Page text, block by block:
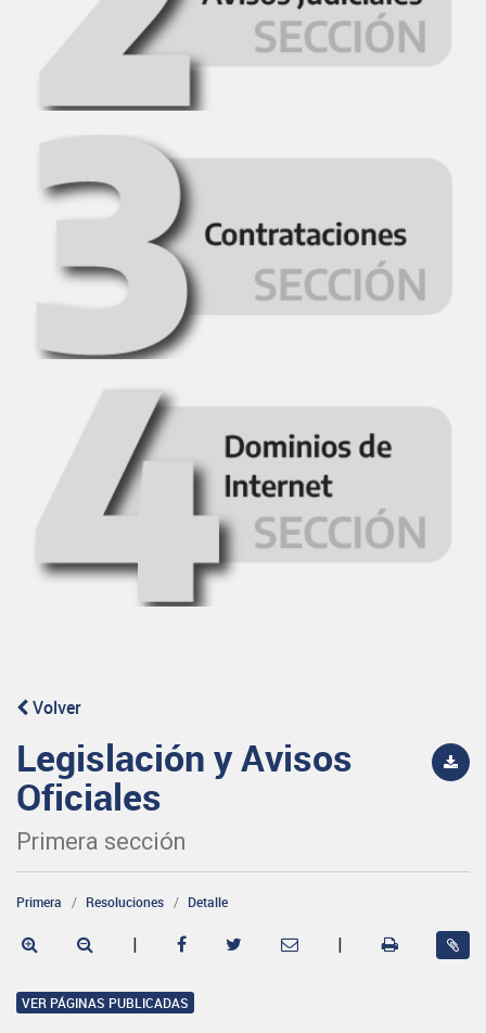
Volver
Legislación y Avisos
Oficiales
Primera sección
Primera Resoluciones Detalle
| |
VER PÁGINAS PUBLICADAS